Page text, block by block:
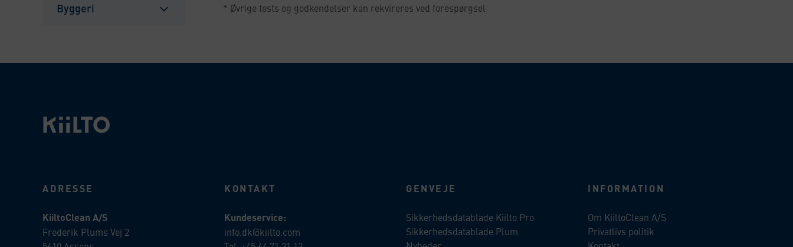
Byggeri * Øvrige tests og godkendelser kan rekvireres ved forespørgsel
ADRESSE
KiiltoClean A/S
Frederik Plums Vej 2
KONTAKT
Kundeservice:
info.dk@kiilto.com
GENVEJE
Sikkerhedsdatablade Kiilto Pro
Sikkerhedsdatablade Plum
INFORMATION
Om KiiltoClean A/S
Privatlivs politik